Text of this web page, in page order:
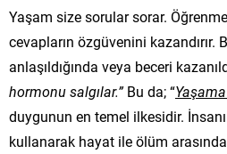
Yaşam size sorular sorar.
cevapların özgüvenini kazandırır.
anlaşıldığında veya beceri
hormonu salgılar.”Bu da; “
duygunun en temel ilkesidir.
kullanarak hayat ile ölüm